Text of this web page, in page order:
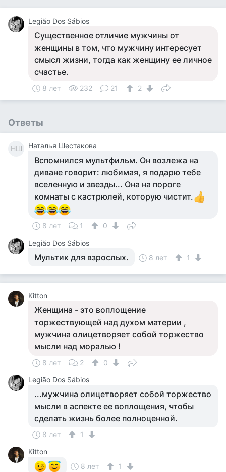
Legião Dos Sábios
Существенное отличие мужчины от
женщины в том, что мужчину интересует
смысл жизни, тогда как женщину ее личное
счастье.
8 лет 232 21 2
Ответы
НШ Наталья Шестакова
Вспомнился мультфильм. Он возлежа на
диване говорит: любимая, я подарю тебе
вселенную и звезды... Она на пороге
комнаты с кастрюлей, которую чистит.
8 лет 1
0
Legião Dos Sábios
Мультик для взрослых. 8 лет 1
Kitton
Женщина - это воплощение
торжествующей над духом материи ,
мужчина олицетворяет собой торжество
мысли над моралью !
8 лет 2
0
Legião Dos Sábios
...мужчина олицетворяет собой торжество
мысли в аспекте ее воплощения, чтобы
сделать жизнь более полноценной.
8 лет
1
Kitton
8 лет
1